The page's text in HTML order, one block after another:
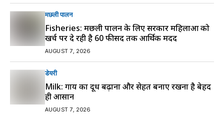
मछली पालन
Fisheries: मछली पालन के लिए सरकार महिलाओं को
खर्च पर दे रही है 60 फीसद तक आर्थिक मदद
AUGUST 7, 2026
डेयरी
Milk: गाय का दूध बढ़ाना और सेहत बनाए रखना है बेहद
ही आसान
AUGUST 7, 2026